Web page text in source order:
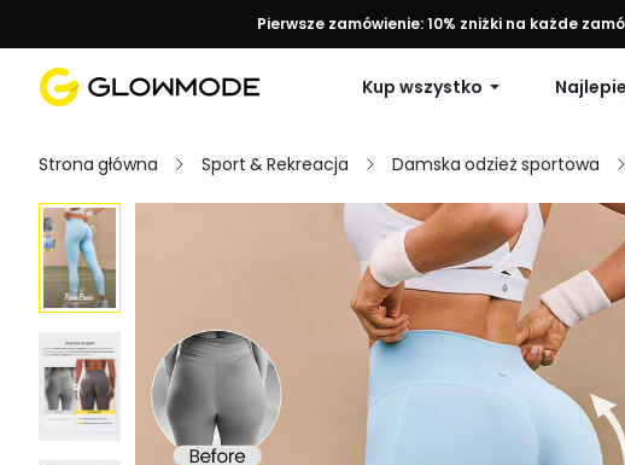
Pierwsze zamówienie: 10% zniżki na każde
Kup wszystko
Strona główna Sport & Rekreacja Damska odzież sportowa